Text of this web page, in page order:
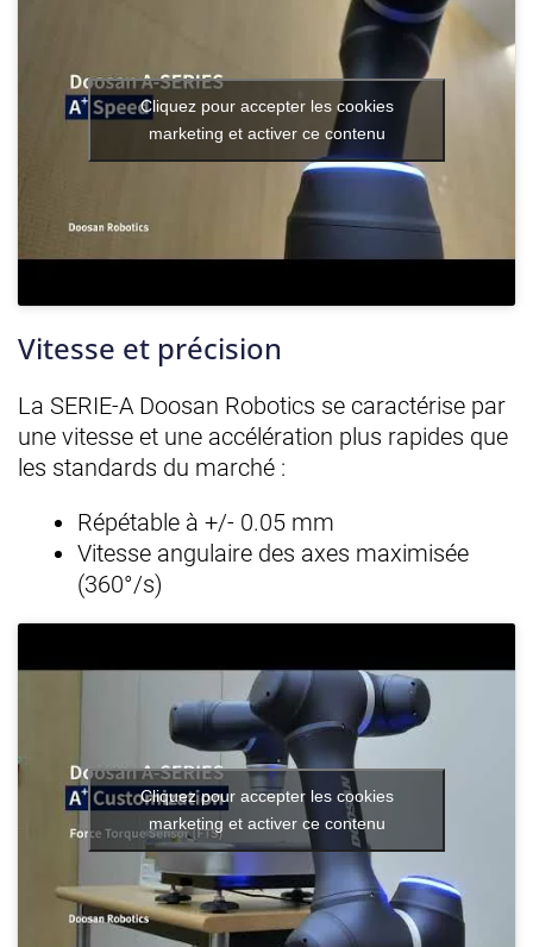
Cliquez pour accepter les cookies
marketing et activer ce contenu
Vitesse et précision
La SERIE-A Doosan Robotics se caractérise par
une vitesse et une accélération plus rapides que
les standards du marché :
Répétable à +/- 0.05 mm
Vitesse angulaire des axes maximisée
(360°/s)
Cliquez pour accepter les cookies
marketing et activer ce contenu